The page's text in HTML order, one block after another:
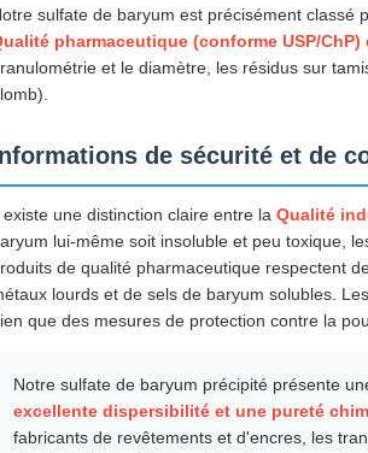
sulfate de baryum est précisément classé
pharmaceutique (conforme USP/
et le diamètre, les résidus sur
de sécurité et de
existe une distinction claire entre la Qualité
lui-même soit insoluble et peu toxique,
de qualité pharmaceutique respectent
lourds et de sels de baryum solubles.
que des mesures de protection contre la
Notre sulfate de baryum précipité présente
excellente dispersibilité et une pureté
fabricants de revêtements et d'encres, les